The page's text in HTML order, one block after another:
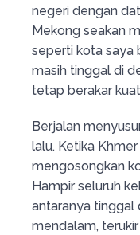
negeri dengan
Mekong seakan
seperti kota saya
masih tinggal di
tetap berakar
Berjalan
lalu. Ketika
mengosongkan
Hampir seluruh
antaranya tinggal
mendalam,